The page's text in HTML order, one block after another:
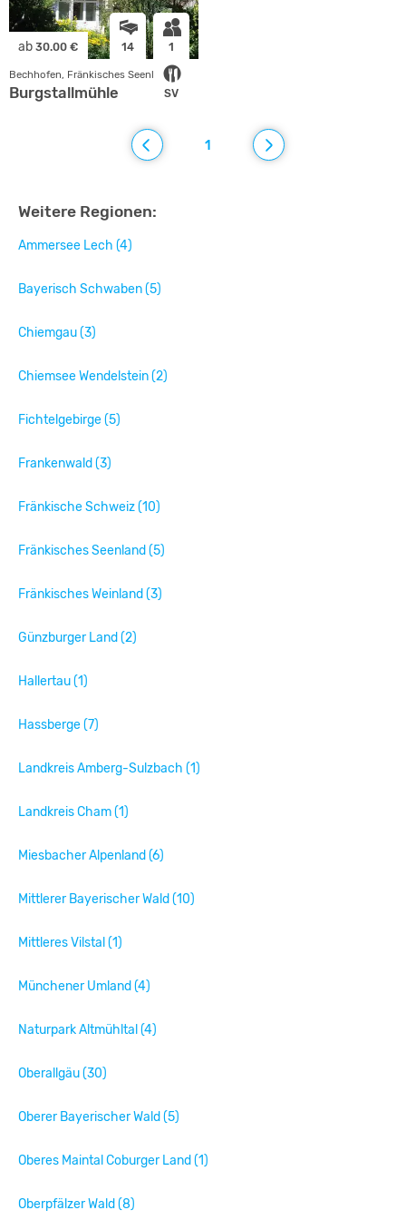
ab 30.00 € 14 1
SV
Bechhofen, Fränkisches Seenland
Burgstallmühle
1
Weitere Regionen:
Ammersee Lech (4)
Bayerisch Schwaben (5)
Chiemgau (3)
Chiemsee Wendelstein (2)
Fichtelgebirge (5)
Frankenwald (3)
Fränkische Schweiz (10)
Fränkisches Seenland (5)
Fränkisches Weinland (3)
Günzburger Land (2)
Hallertau (1)
Hassberge (7)
Landkreis Amberg-Sulzbach (1)
Landkreis Cham (1)
Miesbacher Alpenland (6)
Mittlerer Bayerischer Wald (10)
Mittleres Vilstal (1)
Münchener Umland (4)
Naturpark Altmühltal (4)
Oberallgäu (30)
Oberer Bayerischer Wald (5)
Oberes Maintal Coburger Land (1)
Oberpfälzer Wald (8)